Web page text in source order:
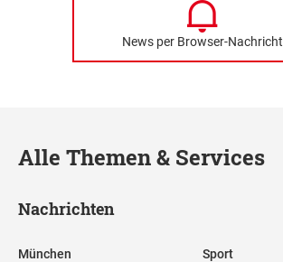
News per Browser-Nachricht
Alle Themen & Services
Nachrichten
München Sport